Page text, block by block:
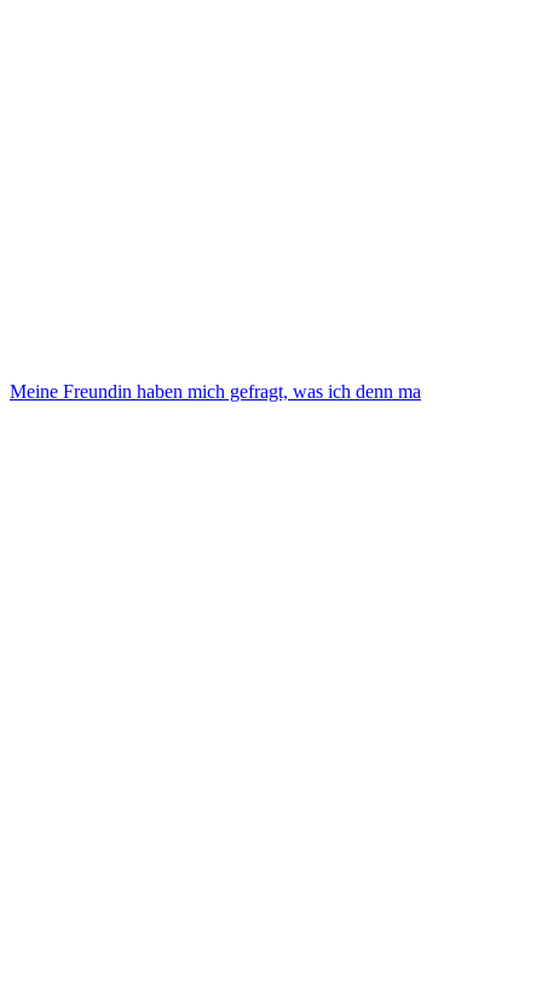
Meine Freundin haben mich gefragt, was ich denn ma